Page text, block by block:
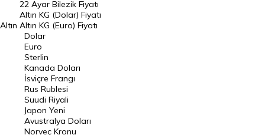
Dolar Kuru
Euro Kuru
Pound Kuru
Frank Kuru
Riyal Kuru
Avustralya Doları
Danimarka Kronu Kuru
Altın
22 Ayar Bilezik Fiyatı
Altın KG (Dolar) Fiyatı
Altın KG (Euro) Fiyatı
Dolar
Euro
Sterlin
Kanada Doları
İsviçre Frangı
Rus Rublesi
Suudi Riyali
Japon Yeni
Avustralya Doları
Norveç Kronu